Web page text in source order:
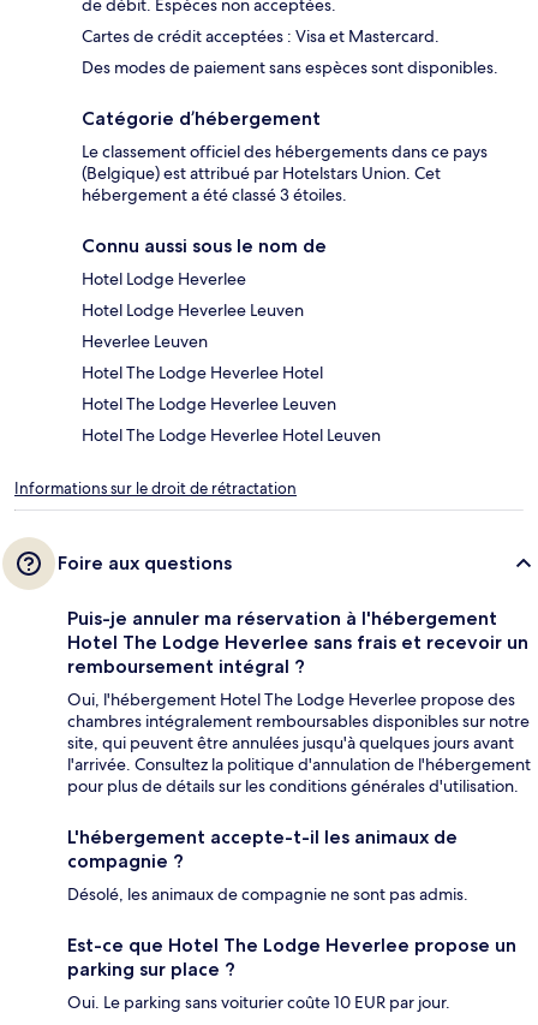
de débit. Espèces non acceptées.
Cartes de crédit acceptées : Visa et Mastercard.
Des modes de paiement sans espèces sont disponibles.
Catégorie d’hébergement
Le classement officiel des hébergements dans ce pays
(Belgique) est attribué par Hotelstars Union. Cet
hébergement a été classé 3 étoiles.
Connu aussi sous le nom de
Hotel Lodge Heverlee
Hotel Lodge Heverlee Leuven
Heverlee Leuven
Hotel The Lodge Heverlee Hotel
Hotel The Lodge Heverlee Leuven
Hotel The Lodge Heverlee Hotel Leuven
Informations sur le droit de rétractation
Foire aux questions
Puis-je annuler ma réservation à l'hébergement
Hotel The Lodge Heverlee sans frais et recevoir un
remboursement intégral ?
Oui, l'hébergement Hotel The Lodge Heverlee propose des
chambres intégralement remboursables disponibles sur notre
site, qui peuvent être annulées jusqu'à quelques jours avant
l'arrivée. Consultez la politique d'annulation de l'hébergement
pour plus de détails sur les conditions générales d'utilisation.
L'hébergement accepte-t-il les animaux de
compagnie ?
Désolé, les animaux de compagnie ne sont pas admis.
Est-ce que Hotel The Lodge Heverlee propose un
parking sur place ?
Oui. Le parking sans voiturier coûte 10 EUR par jour.